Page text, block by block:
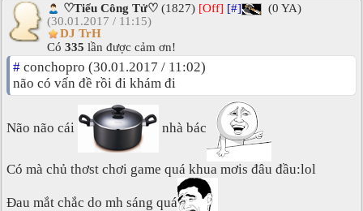
♡Tiểu Công Tử♡ (1827) [Off] [#]
(0 YA)
(30.01.2017 / 11:15)
DJ TrH
Có 335 lần được cảm ơn!
# conchopro (30.01.2017 / 11:02)
não có vấn đề rồi đi khám đi
Não não cái nhà bác
Có mà chủ thơst chơi game quá khua mơis đâu đầu:lol
Đau mắt chắc do mh sáng quá